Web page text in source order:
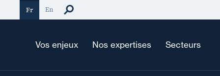
au
Fr En
Vos enjeux Nos expertises Secteurs